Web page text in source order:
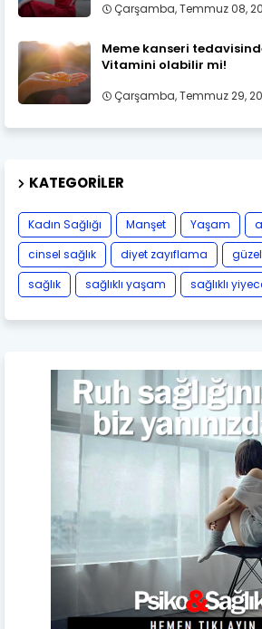
Çarşamba, Temmuz 08,
Meme kanseri
Vitamini olabilir mi!
Çarşamba, Temmuz 29,
KATEGORILER
Kadın Sağlığı Manşet Yaşam
cinsel sağlık
diyet zayıflama
sağlık
sağlıklı yaşam sağlıklı